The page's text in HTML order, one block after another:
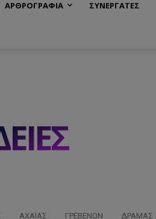
ΑΡΘΡΟΓΡΑΦΙΑ ΣΥΝΕΡΓΑΤΕΣ
ΑΧΑΪ́ΑΣ ΓΡΕΒΕΝΏΝ ΔΡΆΜΑΣ